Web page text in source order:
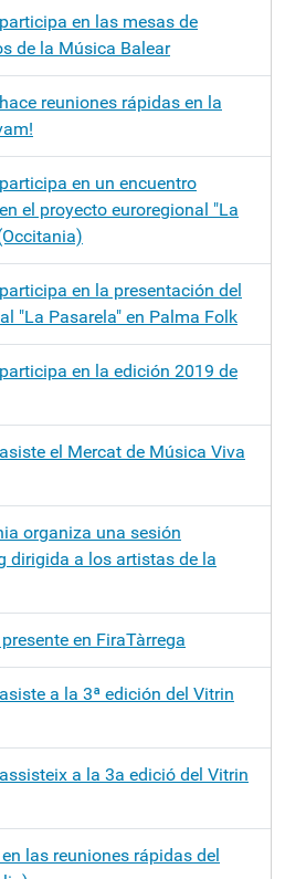
en las mesas de
de la Música Balear
reuniones rápidas en la
en un encuentro
el proyecto euroregional "La
en la presentación del
"La Pasarela" en Palma Folk
en la edición 2019 de
el Mercat de Música Viva
organiza una sesión
dirigida a los artistas de la
en FiraTàrrega
a la 3ª edición del Vitrin
a la 3a edició del Vitrin
las reuniones rápidas del